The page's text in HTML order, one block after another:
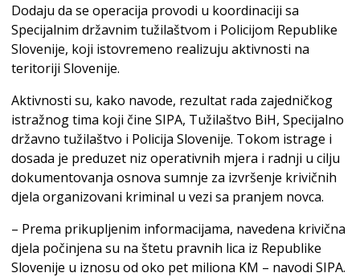
Dodaju da se operacija provodi u koordinaciji sa
Specijalnim državnim tužilaštvom i Policijom Republike
Slovenije, koji istovremeno realizuju aktivnosti na
teritoriji Slovenije.
Aktivnosti su, kako navode, rezultat rada zajedničkog
istražnog tima koji čine SIPA, Tužilaštvo BiH, Specijalno
državno tužilaštvo i Policija Slovenije. Tokom istrage i
dosada je preduzet niz operativnih mjera i radnji u cilju
dokumentovanja osnova sumnje za izvršenje krivičnih
djela organizovani kriminal u vezi sa pranjem novca.
– Prema prikupljenim informacijama, navedena krivična
djela počinjena su na štetu pravnih lica iz Republike
Slovenije u iznosu od oko pet miliona KM – navodi SIPA.